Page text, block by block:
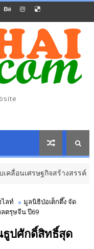
กิจสร้างสรรค์ การศึกษา วิท
ไลท์
มูลนิธิป่อเต็กตึ๊ง จัด
ตรุษจีน ปี69
ธูปศักดิ์สิทธิ์สุด